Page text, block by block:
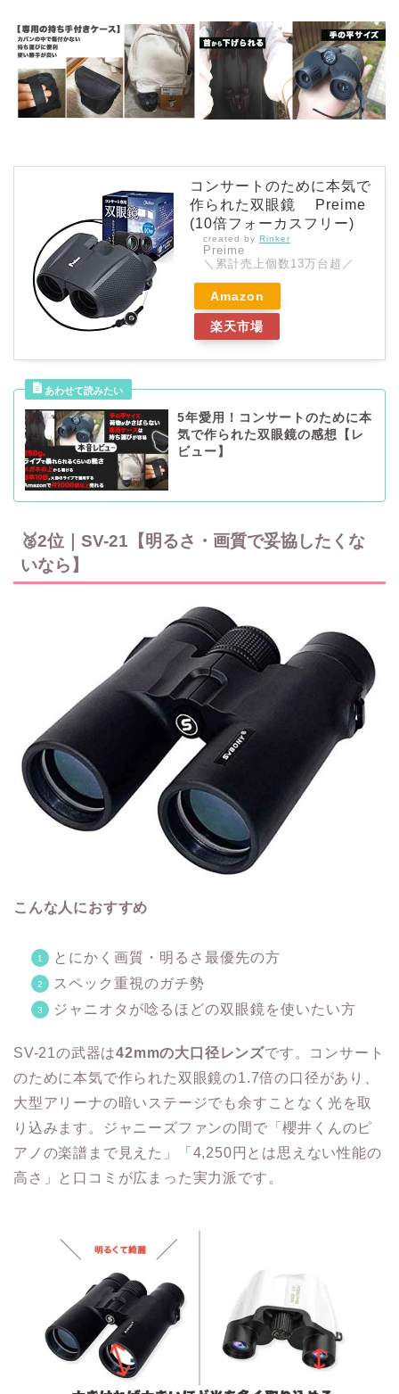
コンサートのために本気で
作られた双眼鏡 Preime
(10倍フォーカスフリー)
created by Rinker
Preime
＼累計売上個数13万台超／
Amazon
楽天市場
5年愛用！コンサートのために本
気で作られた双眼鏡の感想【レ
ビュー】
🥈2位｜SV-21【明るさ・画質で妥協したくな
いなら】
こんな人におすすめ
とにかく画質・明るさ最優先の方
スペック重視のガチ勢
ジャニオタが唸るほどの双眼鏡を使いたい方
SV-21の武器は42mmの大口径レンズです。コンサート
のために本気で作られた双眼鏡の1.7倍の口径があり、
大型アリーナの暗いステージでも余すことなく光を取
り込みます。ジャニーズファンの間で「櫻井くんのピ
アノの楽譜まで見えた」「4,250円とは思えない性能の
高さ」と口コミが広まった実力派です。